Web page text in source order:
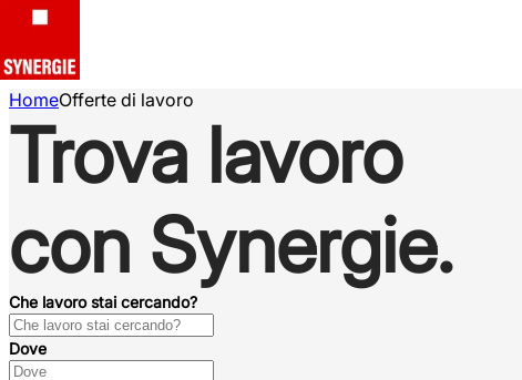
HomeOfferte di lavoro
Trova lavoro
con Synergie.
Che lavoro stai cercando?
Dove